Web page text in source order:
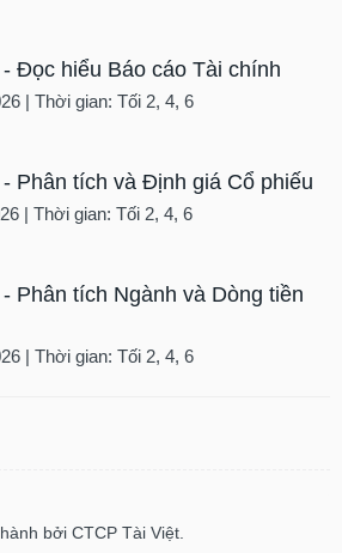
Đọc hiểu Báo cáo Tài chính
| Thời gian: Tối 2, 4, 6
Phân tích và Định giá Cổ phiếu
| Thời gian: Tối 2, 4, 6
Phân tích Ngành và Dòng tiền
| Thời gian: Tối 2, 4, 6
bởi CTCP Tài Việt.